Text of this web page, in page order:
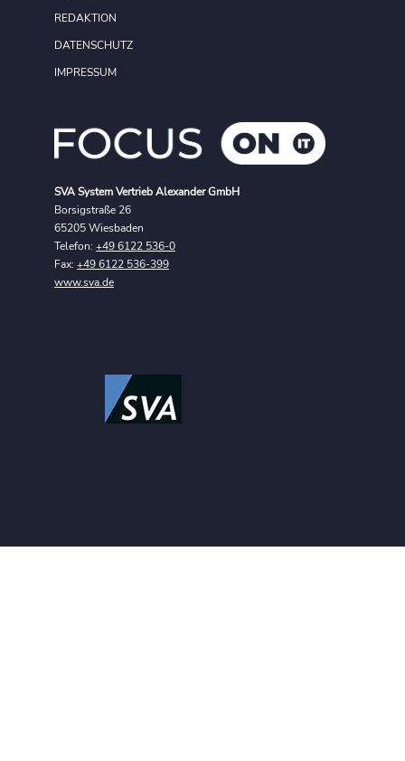
SVA System Vertrieb Alexander GmbH
Borsigstraße 26
65205 Wiesbaden
Telefon: +49 6122 536-0
Fax: +49 6122 536-399
www.sva.de
REDAKTION
DATENSCHUTZ
IMPRESSUM